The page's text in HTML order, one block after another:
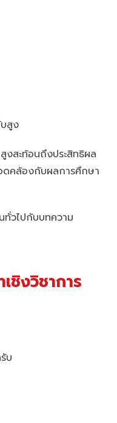
สูง
งสะท้อนถึงประสิทธิผล
ดคล้องกับผลการศึกษา
ทั่วไปกับบทความ
ชิงวิชาการ
บ